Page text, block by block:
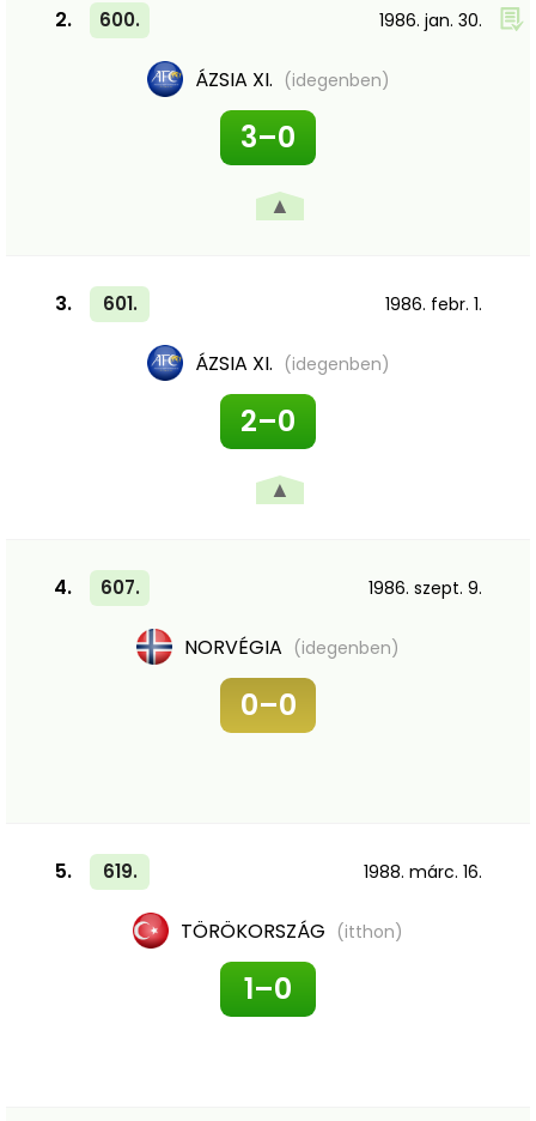
2. 600. 1986. jan. 30.
ÁZSIA XI. (idegenben)
3–0
▲
3. 601. 1986. febr. 1.
ÁZSIA XI. (idegenben)
2–0
▲
4. 607. 1986. szept. 9.
NORVÉGIA (idegenben)
0–0
5. 619. 1988. márc. 16.
TÖRÖKORSZÁG (itthon)
1–0